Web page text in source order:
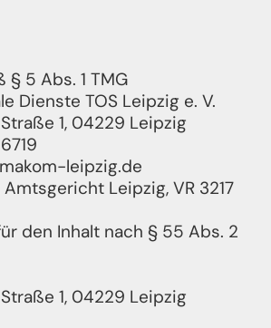
5 Abs. 1 TMG
Dienste TOS Leipzig e. V.
1, 04229 Leipzig
leipzig.de
Leipzig, VR 3217
den Inhalt nach § 55 Abs. 2
1, 04229 Leipzig